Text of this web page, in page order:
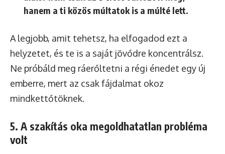
hanem a ti közös múltatok is a múlté lett.
A legjobb, amit tehetsz, ha elfogadod ezt a
helyzetet, és te is a saját jövődre koncentrálsz.
Ne próbáld meg ráerőltetni a régi énedet egy új
emberre, mert az csak fájdalmat okoz
mindkettőtöknek.
5. A szakítás oka megoldhatatlan probléma
volt